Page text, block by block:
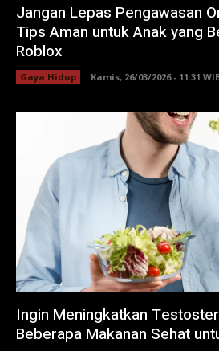
Jangan Lepas Pengawasan
Tips Aman untuk Anak yang
Roblox
Gaya Hidup Kamis, 26/03/2026 - 11:31
Ingin Meningkatkan
Beberapa Makanan Sehat